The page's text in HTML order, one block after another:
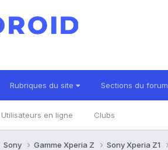
Rubriques du site Sections du forum
Utilisateurs en ligne Clubs
Sony Gamme Xperia Z Sony Xperia Z1